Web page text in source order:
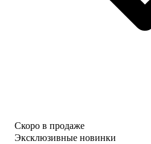
Скоро в продаже
Эксклюзивные новинки